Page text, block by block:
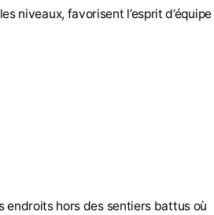
niveaux, favorisent l’esprit d’équipe
endroits hors des sentiers battus où